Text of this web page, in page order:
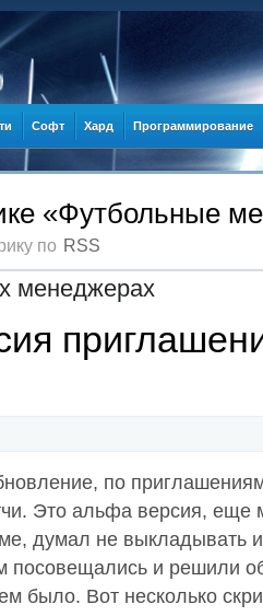
Софт Хард Программирование
«Футбольные
по RSS
менеджерах
по
Это альфа версия, еще
думал не выкладывать
посовещались и решили
было. Вот несколько